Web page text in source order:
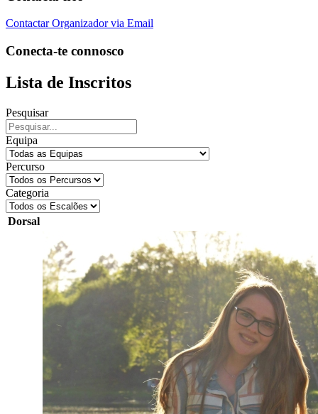
Contactar Organizador via Email
Conecta-te connosco
Lista de Inscritos
Pesquisar
Equipa
Percurso
Categoria
Dorsal